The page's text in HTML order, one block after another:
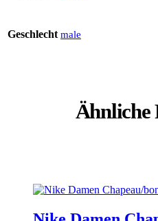
Geschlecht male
Ähnliche